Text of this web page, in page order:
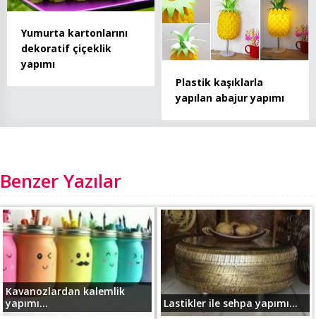
Yumurta kartonlarını
dekoratif çiçeklik
yapımı
Plastik kaşıklarla
yapılan abajur yapımı
Benzer Yazılar
Kavanozlardan kalemlik
yapımı...
Lastikler ile sehpa yapımı...